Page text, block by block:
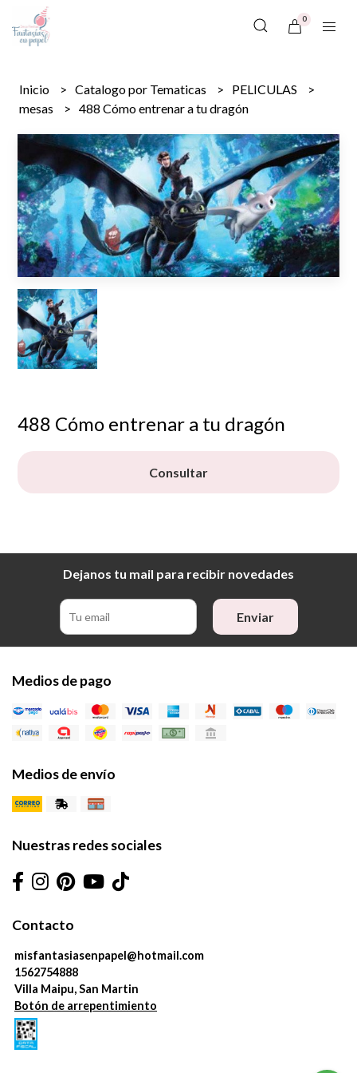
0
Inicio Catalogo por Tematicas
PELICULAS
mesas
488 Cómo entrenar a tu dragón
488 Cómo entrenar a tu dragón
Consultar
Dejanos tu mail para recibir novedades
Enviar
Medios de pago
Medios de envío
Nuestras redes sociales
Contacto
misfantasiasenpapel@hotmail.com
1562754888
Villa Maipu, San Martin
Botón de arrepentimiento